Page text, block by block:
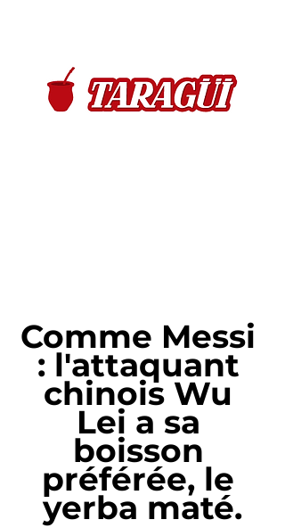
Comme Messi
: l'attaquant
chinois Wu
Lei a sa
boisson
préférée, le
yerba maté.